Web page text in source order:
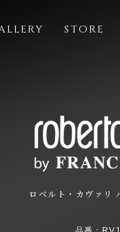
STORE
ロベルト・カヴァリ